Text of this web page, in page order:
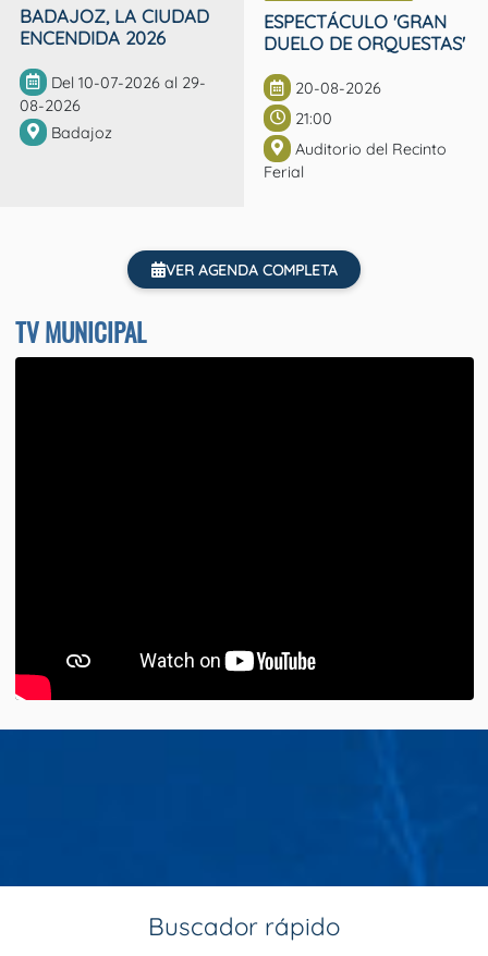
BADAJOZ, LA CIUDAD
ENCENDIDA 2026
Del 10-07-2026 al 29-
08-2026
Badajoz
ESPECTÁCULO 'GRAN
DUELO DE ORQUESTAS'
20-08-2026
21:00
Auditorio del Recinto
Ferial
VER AGENDA COMPLETA
TV MUNICIPAL
Buscador rápido